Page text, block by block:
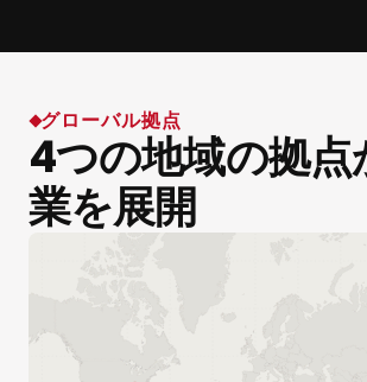
グローバル拠点
4つの地域の拠点
業を展開